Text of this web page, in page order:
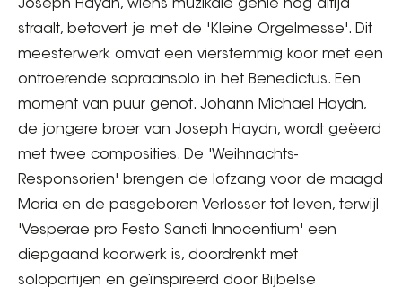
Joseph Haydn, wiens muzikale genie nog altijd
straalt, betovert je met de 'Kleine Orgelmesse'. Dit
meesterwerk omvat een vierstemmig koor met een
ontroerende sopraansolo in het Benedictus. Een
moment van puur genot. Johann Michael Haydn,
de jongere broer van Joseph Haydn, wordt geëerd
met twee composities. De 'Weihnachts-
Responsorien' brengen de lofzang voor de maagd
Maria en de pasgeboren Verlosser tot leven, terwijl
'Vesperae pro Festo Sancti Innocentium' een
diepgaand koorwerk is, doordrenkt met
solopartijen en geïnspireerd door Bijbelse